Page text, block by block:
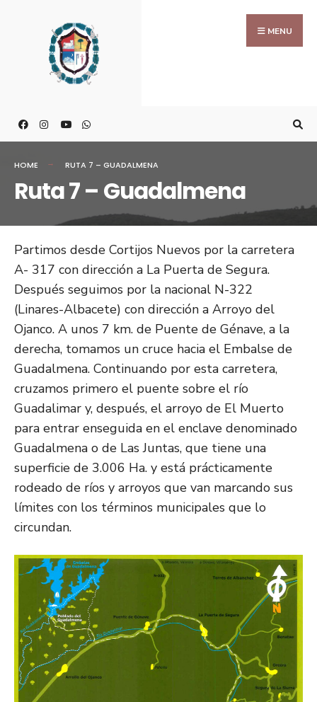
MENU
HOME RUTA 7 – GUADALMENA
Ruta 7 – Guadalmena
Partimos desde Cortijos Nuevos por la carretera
A- 317 con dirección a La Puerta de Segura.
Después seguimos por la nacional N-322
(Linares-Albacete) con dirección a Arroyo del
Ojanco. A unos 7 km. de Puente de Génave, a la
derecha, tomamos un cruce hacia el Embalse de
Guadalmena. Continuando por esta carretera,
cruzamos primero el puente sobre el río
Guadalimar y, después, el arroyo de El Muerto
para entrar enseguida en el enclave denominado
Guadalmena o de Las Juntas, que tiene una
superficie de 3.006 Ha. y está prácticamente
rodeado de ríos y arroyos que van marcando sus
límites con los términos municipales que lo
circundan.